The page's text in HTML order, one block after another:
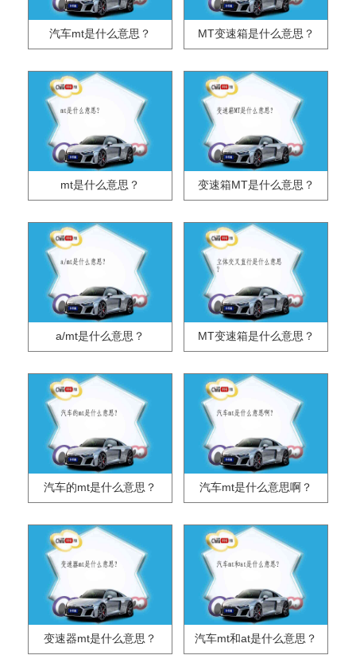
汽车mt是什么意思？ MT变速箱是什么意思？
mt是什么意思？ 变速箱MT是什么意思？
a/mt是什么意思？ MT变速箱是什么意思？
汽车的mt是什么意思？ 汽车mt是什么意思啊？
变速器mt是什么意思？ 汽车mt和at是什么意思？